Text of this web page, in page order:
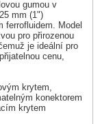
gumou v
mm (1")
Model
pro přirozenou
je ideální pro
cenu,
krytem,
konektorem
krytem